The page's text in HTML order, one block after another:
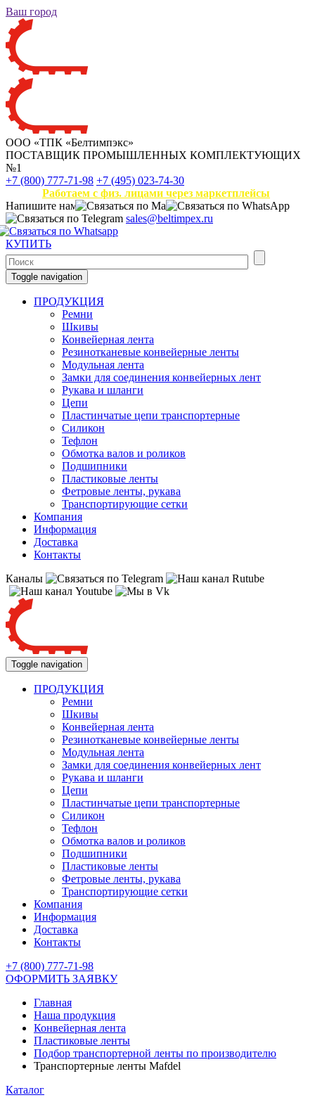
Ваш город
ООО «ТПК «Белтимпэкс»
ПОСТАВЩИК ПРОМЫШЛЕННЫХ КОМПЛЕКТУЮЩИХ
№1
+7 (800) 777-71-98 +7 (495) 023-74-30
Работаем с физ. лицами через маркетплейсы
Напишите нам
sales@beltimpex.ru
КУПИТЬ
Toggle navigation
ПРОДУКЦИЯ
Ремни
Шкивы
Конвейерная лента
Резинотканевые конвейерные ленты
Модульная лента
Замки для соединения конвейерных лент
Рукава и шланги
Цепи
Пластинчатые цепи транспортерные
Силикон
Тефлон
Обмотка валов и роликов
Подшипники
Пластиковые ленты
Фетровые ленты, рукава
Транспортирующие сетки
Компания
Информация
Доставка
Контакты
Каналы
Toggle navigation
ПРОДУКЦИЯ
Ремни
Шкивы
Конвейерная лента
Резинотканевые конвейерные ленты
Модульная лента
Замки для соединения конвейерных лент
Рукава и шланги
Цепи
Пластинчатые цепи транспортерные
Силикон
Тефлон
Обмотка валов и роликов
Подшипники
Пластиковые ленты
Фетровые ленты, рукава
Транспортирующие сетки
Компания
Информация
Доставка
Контакты
+7 (800) 777-71-98
ОФОРМИТЬ ЗАЯВКУ
Главная
Наша продукция
Конвейерная лента
Пластиковые ленты
Подбор транспортерной ленты по производителю
Транспортерные ленты Mafdel
Каталог